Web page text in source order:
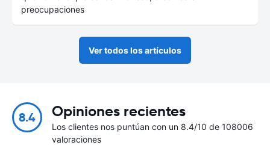
preocupaciones
Ver todos los artículos
8.4 Opiniones recientes
Los clientes nos puntúan con un 8.4/10 de 108006
valoraciones